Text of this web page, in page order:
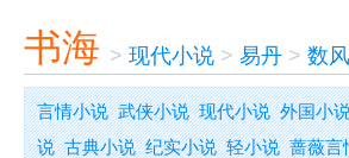
书海 > 现代小说 > 易丹 > 数
言情小说 武侠小说 现代小说 外国小
说 古典小说 纪实小说 轻小说 蔷薇言